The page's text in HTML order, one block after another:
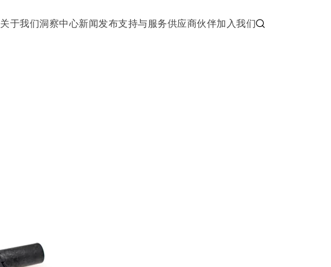
关于我们洞察中心新闻发布支持与服务供应商伙伴加入我们